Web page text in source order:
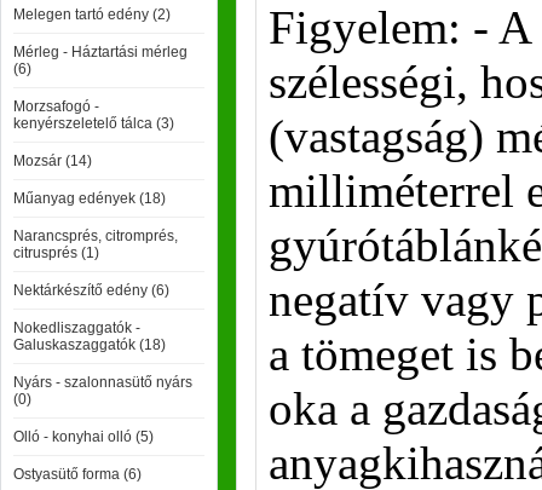
Melegen tartó edény (2)
Mérleg - Háztartási mérleg
(6)
Morzsafogó -
kenyérszeletelő tálca (3)
Mozsár (14)
Műanyag edények (18)
Narancsprés, citromprés,
citrusprés (1)
Nektárkészítő edény (6)
Nokedliszaggatók -
Galuskaszaggatók (18)
Nyárs - szalonnasütő nyárs
(0)
Olló - konyhai olló (5)
Ostyasütő forma (6)
Figyelem: -
szélességi,
(vastagság)
milliméterrel
negatív vagy
a tömeget is
oka a